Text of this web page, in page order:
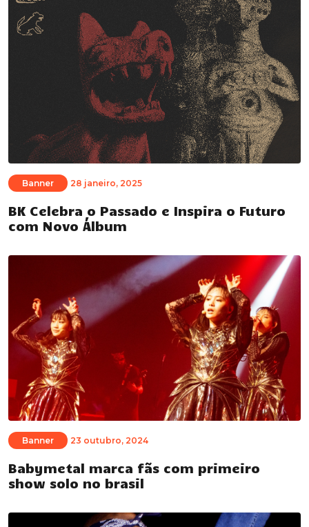
Banner 28 janeiro, 2025
BK Celebra o Passado e Inspira o Futuro
com Novo Álbum
Banner 23 outubro, 2024
Babymetal marca fãs com primeiro
show solo no brasil